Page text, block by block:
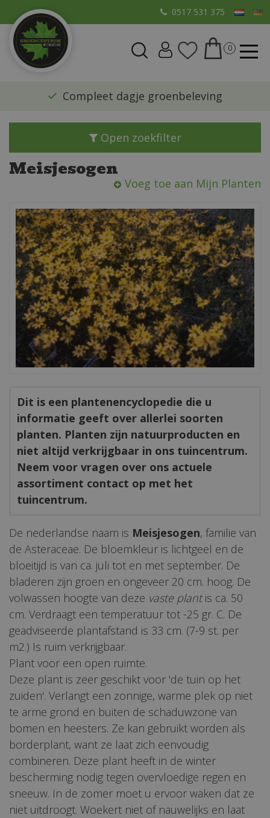
a
0517 531 375
​Compleet dagje groenbeleving
Open zoekfilter
Meisjesogen
Voeg toe aan Mijn Planten
Dit is een plantenencyclopedie die u
informatie geeft over allerlei soorten
planten. Planten zijn natuurproducten en
niet altijd verkrijgbaar in ons tuincentrum.
Neem voor vragen over ons actuele
assortiment contact op met het
tuincentrum.
De nederlandse naam is Meisjesogen, familie van
de Asteraceae. De bloemkleur is lichtgeel en de
bloeitijd is van ca. juli tot en met september. De
bladeren zijn groen en ongeveer 20 cm. hoog. De
volwassen hoogte van deze vaste plantis ca. 50
cm. Verdraagt een temperatuur tot -25 gr. C. De
geadviseerde plantafstand is 33 cm. (7-9 st. per
m2.) Is ruim verkrijgbaar.
Plant voor een open ruimte.
Deze plant is zeer geschikt voor 'de tuin op het
zuiden'. Verlangt een zonnige, warme plek op niet
te arme grond en buiten de schaduwzone van
bomen en heesters. Ze kan gebruikt worden als
borderplant, want ze laat zich eenvoudig
combineren. Deze plant heeft in de winter
bescherming nodig tegen overvloedige regen en
sneeuw. In de zomer moet u ervoor waken dat ze
niet uitdroogt. Woekert niet of nauwelijks en laat